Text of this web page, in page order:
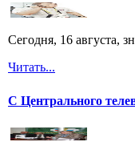
Сегодня, 16 августа,
Читать...
С Центрального